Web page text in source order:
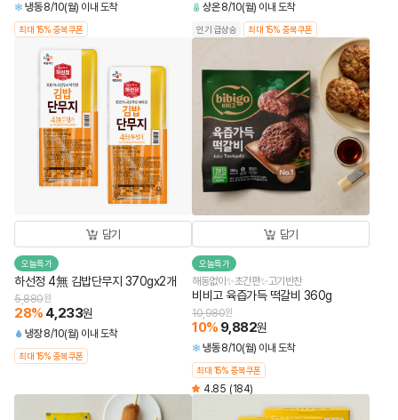
냉동 8/10(월) 이내 도착
최대 15% 중복쿠폰
상온 8/10(월) 이내 도착
인기 급상승 최대 15% 중복쿠폰
담기
오늘특가
하선정 4無 김밥단무지 370gx2개
5,880원
28% 4,233원
냉장 8/10(월) 이내 도착
최대 15% 중복쿠폰
담기
오늘특가
해동없이✨초간편✨고기반찬
비비고 육즙가득 떡갈비 360g
10,980원
10% 9,882원
냉동 8/10(월) 이내 도착
최대 15% 중복쿠폰
4.85 (184)